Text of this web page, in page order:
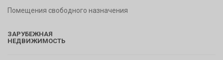
Помещения свободного назначения
ЗАРУБЕЖНАЯ
НЕДВИЖИМОСТЬ